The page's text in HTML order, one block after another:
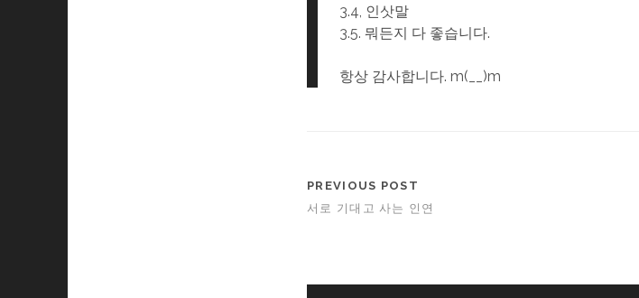
3.4, 인삿말
3.5. 뭐든지 다 좋습니다.
항상 감사합니다. m(__)m
PREVIOUS POST
서로 기대고 사는 인연